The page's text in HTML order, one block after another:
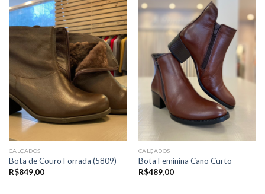
CALÇADOS
Bota de Couro Forrada (5809)
R$849,00
CALÇADOS
Bota Feminina Cano Curto
R$489,00